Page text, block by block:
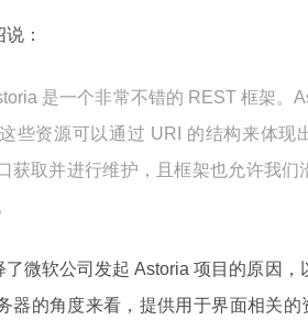
：
是一个非常不错的 REST 框架。
些资源可以通过 URI 的结构来体现
获取并进行维护，且框架也允许我
了微软公司发起 Astoria 项目的原因
器的角度来看，提供用于界面相关